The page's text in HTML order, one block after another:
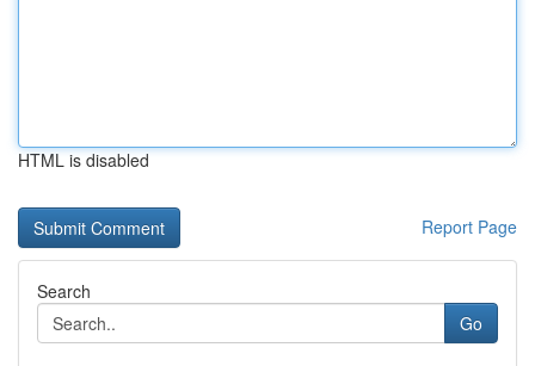
HTML is disabled
Report Page
Search
Go